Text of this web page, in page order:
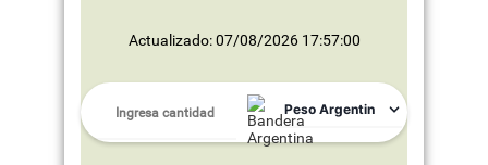
Actualizado: 07/08/2026 17:57:00